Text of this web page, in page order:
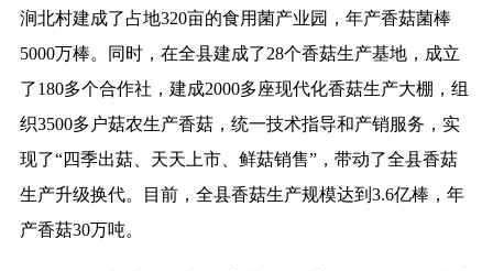
涧北村建成了占地320亩的食用菌产业园，年产香菇菌棒
5000万棒。同时，在全县建成了28个香菇生产基地，成立
了180多个合作社，建成2000多座现代化香菇生产大棚，组
织3500多户菇农生产香菇，统一技术指导和产销服务，实
现了“四季出菇、天天上市、鲜菇销售”，带动了全县香菇
生产升级换代。目前，全县香菇生产规模达到3.6亿棒，年
产香菇30万吨。